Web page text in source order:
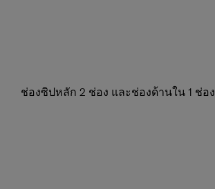
ช่องซิปหลัก 2 ช่อง และช่องด้านใน 1 ช่อง